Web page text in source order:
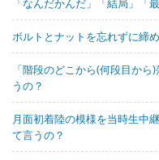
「なんだかんだ」「結局」「
ボルトとナットを忘れずに締
「階段のどこから(何段目か
うの？
月面初着陸の模様を当時生中
て言うの？